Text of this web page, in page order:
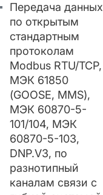
Передача данных
по открытым
стандартным
протоколам
Modbus RTU/TCP,
МЭК 61850
(GOOSE, MMS),
МЭК 60870-5-
101/104, МЭК
60870-5-103,
DNP.V3, по
разнотипный
каналам связи с